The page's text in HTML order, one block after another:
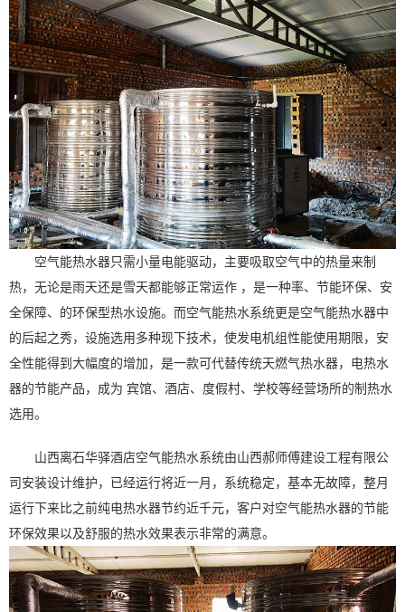
空气能热水器只需小量电能驱动，主要吸取空气中的热量来制
热，无论是雨天还是雪天都能够正常运作 ，是一种率、节能环保、安
全保障、的环保型热水设施。而空气能热水系统更是空气能热水器中
的后起之秀，设施选用多种现下技术，使发电机组性能使用期限，安
全性能得到大幅度的增加，是一款可代替传统天燃气热水器，电热水
器的节能产品，成为 宾馆、酒店、度假村、学校等经营场所的制热水
选用。
山西离石华驿酒店空气能热水系统由山西郝师傅建设工程有限公
司安装设计维护，已经运行将近一月，系统稳定，基本无故障，整月
运行下来比之前纯电热水器节约近千元，客户对空气能热水器的节能
环保效果以及舒服的热水效果表示非常的满意。